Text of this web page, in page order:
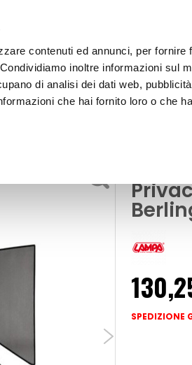
contenuti ed annunci, per fornire
inoltre informazioni sul
di analisi dei dati web,
che hai fornito loro o che
SPEDIZIONE